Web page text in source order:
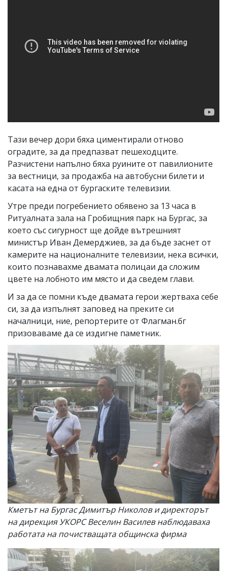
Тази вечер дори бяха циментирали отново
оградите, за да предпазват пешеходците.
Разчистени напълно бяха руините от павилионите
за вестници, за продажба на автобусни билети и
касата на една от бургаските телевизии.
Утре преди погребението обявено за 13 часа в
Ритуалната зала на Гробищния парк на Бургас, за
което със сигурност ще дойде вътрешният
министър Иван Демерджиев, за да бъде заснет от
камерите на националните телевизии, нека всички,
които познавахме двамата полицаи да сложим
цвете на лобното им място и да сведем глави.
И за да се помни къде двамата герои жертваха себе
си, за да изпълнят заповед на преките си
началници, ние, репортерите от Флагман.бг
призоваваме да се издигне паметник.
Кметът на Бургас Димитър Николов и директорът
на дирекция УКОРС Веселин Василев наблюдаваха
работата на почистващата общинска фирма